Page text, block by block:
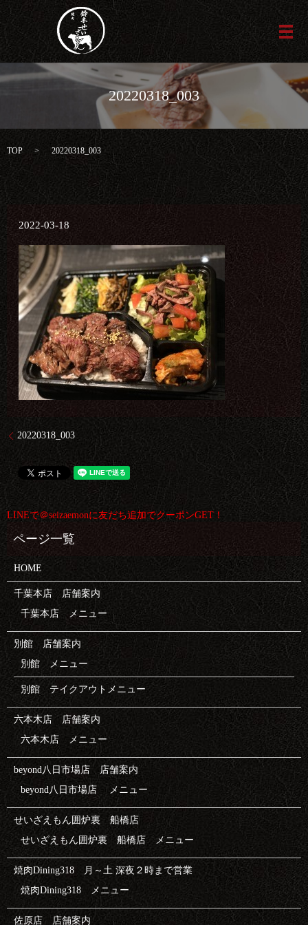
メ
20220318_003
TOP 20220318_003
2022-03-18
20220318_003
LINEで＠seizaemonに友だち追加でクーポンGET！
HOME
千葉本店 店舗案内
千葉本店 メニュー
別館 店舗案内
別館 メニュー
別館 テイクアウトメニュー
六本木店 店舗案内
六本木店 メニュー
beyond八日市場店 店舗案内
beyond八日市場店 メニュー
せいざえもん囲炉裏 船橋店
せいざえもん囲炉裏 船橋店 メニュー
焼肉Dining318 月～土 深夜２時まで営業
焼肉Dining318 メニュー
佐原店 店舗案内